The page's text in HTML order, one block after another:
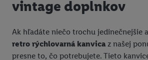
vintage doplnkov
Ak hľadáte niečo trochu jedinečnejšie
retro rýchlovarná kanvica z našej
presne to, čo potrebujete. Tieto